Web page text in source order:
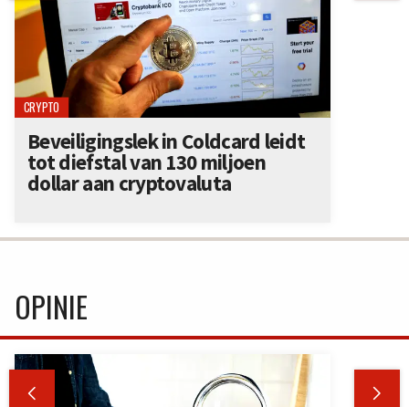
CRYPTO
Beveiligingslek in Coldcard leidt
tot diefstal van 130 miljoen
dollar aan cryptovaluta
OPINIE
 